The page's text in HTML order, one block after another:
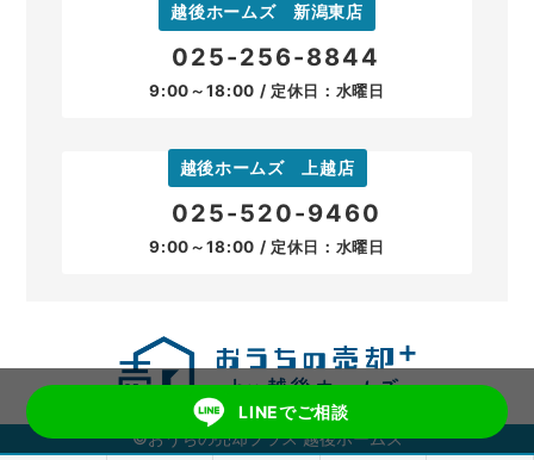
越後ホームズ 新潟東店
025-256-8844
9:00～18:00 / 定休日：水曜日
越後ホームズ 上越店
025-520-9460
9:00～18:00 / 定休日：水曜日
©おうちの売却プラス 越後ホームズ
LINEでご相談